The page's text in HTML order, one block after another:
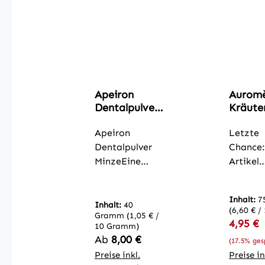
Apeiron
Dentalpulver
Apeiron
Dentalpulver
MinzeEine
Zahnpflege zur
sanften
Reinigung von
empfindlichem
Zahnfleisch
Inhalt: 40
Gramm (1,05 € /
10 Gramm)
Regulärer Preis:
Ab 8,00 €
Preise inkl.
mit 24
n
Letzte
Artikel
Kräuter-
ürliche
Inhalt:
(6,60 € /
4,95 €
(17.5%
Preise